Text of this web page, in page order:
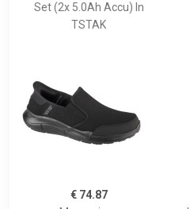
Set (2x 5.0Ah Accu) In
TSTAK
€ 74.87